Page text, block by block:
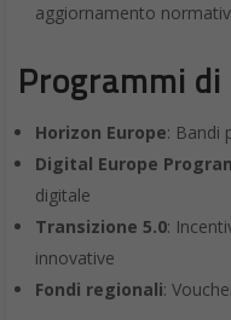
aggiornamento
Programmi
Horizon Europe: Bandi
Digital Europe
digitale
Transizione 5.0:
innovative
Fondi regionali: